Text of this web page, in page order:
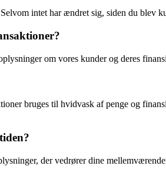
intet har ændret sig, siden du blev
om vores kunder og deres
bruges til hvidvask af penge og
der vedrører dine